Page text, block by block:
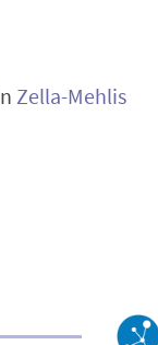
Zella-Mehlis